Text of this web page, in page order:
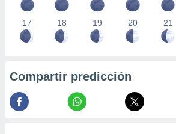
17 18 19 20 21
Compartir predicción